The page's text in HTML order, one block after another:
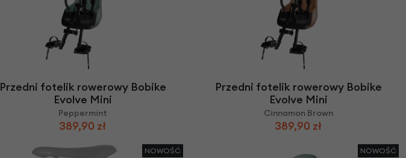
Przedni fotelik rowerowy Bobike
Evolve Mini
Peppermint
389,90 zł
Przedni fotelik rowerowy Bobike
Evolve Mini
Cinnamon Brown
389,90 zł
NOWOŚĆ NOWOŚĆ